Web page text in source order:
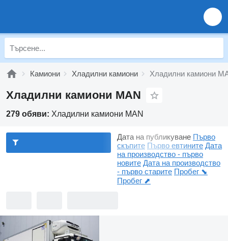
Камиони Хладилни камиони Хладилни камиони
Хладилни камиони MAN
279 обяви: Хладилни камиони MAN
Дата на публикуване Първо
скъпите Първо евтините Дата
на производство - първо
новите Дата на производство
- първо старите Пробег ⬊
Пробег ⬈